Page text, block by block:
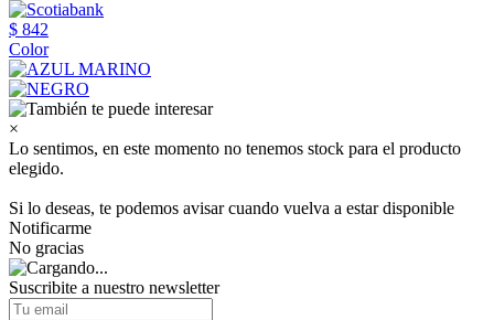
$ 842
Color
×
Lo sentimos, en este momento no tenemos stock para el producto
elegido.
Si lo deseas, te podemos avisar cuando vuelva a estar disponible
Notificarme
No gracias
Suscribite a nuestro newsletter